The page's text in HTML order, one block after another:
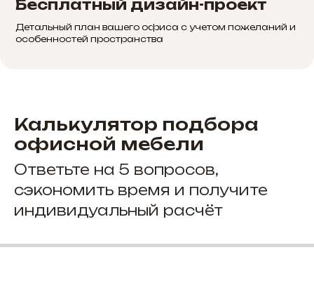
Бесплатный дизайн-проект
Детальный план вашего офиса с учетом пожеланий и
особенностей пространства
Калькулятор подбора
офисной мебели
Ответьте на 5 вопросов,
сэкономить время и получите
индивидуальный расчёт